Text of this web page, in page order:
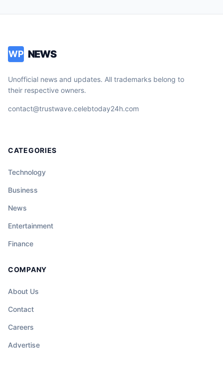
WP NEWS
Unofficial news and updates. All trademarks belong to
their respective owners.
contact@trustwave.celebtoday24h.com
CATEGORIES
Technology
Business
News
Entertainment
Finance
COMPANY
About Us
Contact
Careers
Advertise